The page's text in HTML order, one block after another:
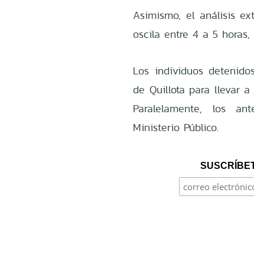
Asimismo, el análisis
oscila entre 4 a 5
Los individuos
de Quillota para llevar
Paralelamente, los
Ministerio Público.